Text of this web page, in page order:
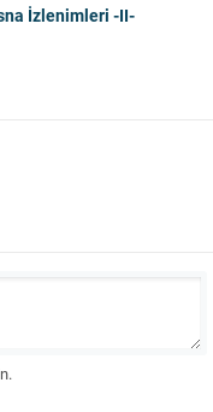
İzlenimleri -II-